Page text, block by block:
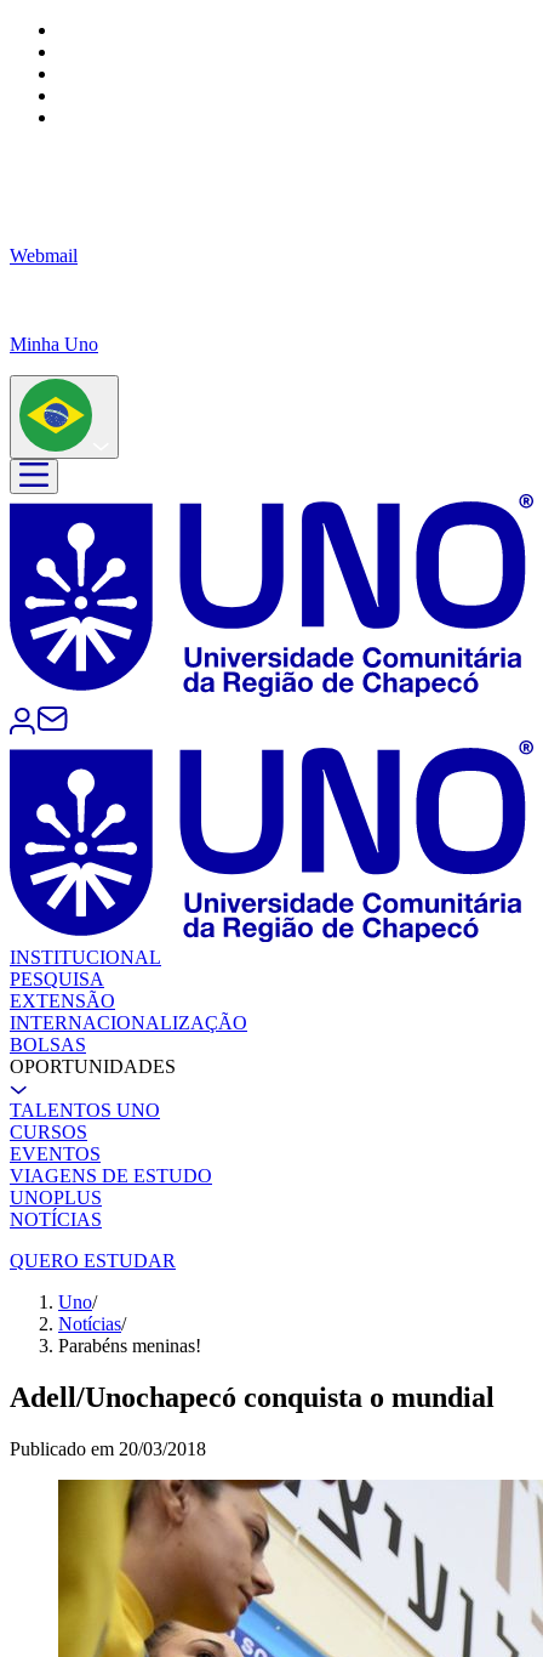
Webmail
Minha Uno
INSTITUCIONAL
PESQUISA
EXTENSÃO
INTERNACIONALIZAÇÃO
BOLSAS
OPORTUNIDADES
TALENTOS UNO
CURSOS
EVENTOS
VIAGENS DE ESTUDO
UNOPLUS
NOTÍCIAS
QUERO ESTUDAR
Uno/
Notícias/
Parabéns meninas!
Adell/Unochapecó conquista o mundial
Publicado em 20/03/2018